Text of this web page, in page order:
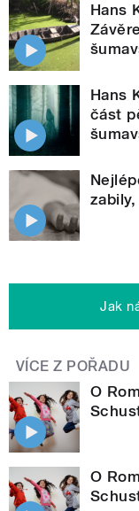
Hans
Hans
část
Jak
VÍCE Z POŘADU
O
O